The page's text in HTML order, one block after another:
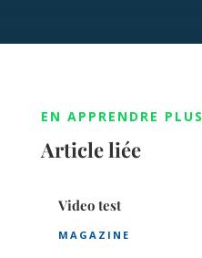
EN APPRENDRE PLUS
Article liée
Video test
MAGAZINE